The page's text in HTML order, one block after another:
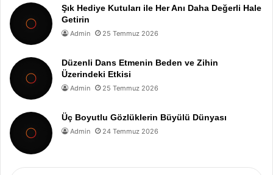
Şık Hediye Kutuları ile Her Anı Daha Değerli Hale
Getirin
Admin 25 Temmuz 2026
Düzenli Dans Etmenin Beden ve Zihin
Üzerindeki Etkisi
Admin 25 Temmuz 2026
Üç Boyutlu Gözlüklerin Büyülü Dünyası
Admin 24 Temmuz 2026